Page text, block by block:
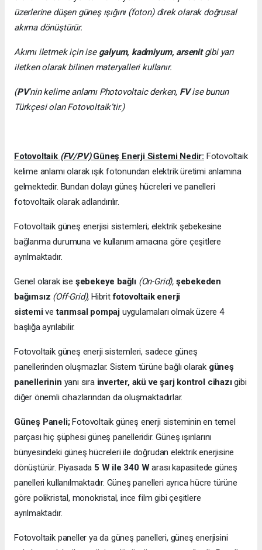
üzerlerine düşen güneş ışığını (foton) direk olarak doğrusal
akıma dönüştürür.
Akımı iletmek için ise galyum, kadmiyum, arsenitgibi yarı
iletken olarak bilinen materyalleri kullanır.
(PV’nin kelime anlamı Photovoltaic derken, FVise bunun
Türkçesi olan Fotovoltaik’tir.)
Fotovoltaik (FV/PV)Güneş Enerji Sistemi Nedir: Fotovoltaik
kelime anlamı olarak ışık fotonundan elektrik üretimi anlamına
gelmektedir. Bundan dolayı güneş hücreleri ve panelleri
fotovoltaik olarak adlandırılır.
Fotovoltaik güneş enerjisi sistemleri; elektrik şebekesine
bağlanma durumuna ve kullanım amacına göre çeşitlere
ayrılmaktadır.
Genel olarak ise şebekeye bağlı (On-Grid), şebekeden
bağımsız (Off-Grid), Hibritfotovoltaik enerji
sistemivetarımsal pompaj uygulamaları olmak üzere 4
başlığa ayrılabilir.
Fotovoltaik güneş enerji sistemleri, sadece güneş
panellerinden oluşmazlar. Sistem türüne bağlı olarak güneş
panellerinin yanı sıra inverter, akü ve şarj kontrol cihazıgibi
diğer önemli cihazlarından da oluşmaktadırlar.
Güneş Paneli;Fotovoltaik güneş enerji sisteminin en temel
parçası hiç şüphesi güneş panelleridir. Güneş ışınlarını
bünyesindeki güneş hücreleri ile doğrudan elektrik enerjisine
dönüştürür. Piyasada 5 W ile 340 Warası kapasitede güneş
panelleri kullanılmaktadır. Güneş panelleri ayrıca hücre türüne
göre polikristal, monokristal, ince film gibi çeşitlere
ayrılmaktadır.
Fotovoltaik paneller ya da güneş panelleri, güneş enerjisini